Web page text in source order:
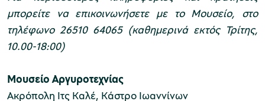
μπορείτε να επικοινωνήσετε με το Μουσείο, στο
τηλέφωνο 26510 64065 (καθημερινά εκτός Τρίτης,
10.00-18:00)
Μουσείο Αργυροτεχνίας
Ακρόπολη Ιτς Καλέ, Κάστρο Ιωαννίνων